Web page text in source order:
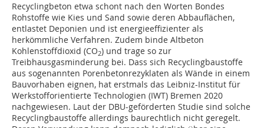
Recyclingbeton etwa schont nach den Worten Bondes
Rohstoffe wie Kies und Sand sowie deren Abbauflächen,
entlastet Deponien und ist energieeffizienter als
herkömmliche Verfahren. Zudem binde Altbeton
Kohlenstoffdioxid (CO2) und trage so zur
Treibhausgasminderung bei. Dass sich Recyclingbaustoffe
aus sogenannten Porenbetonrezyklaten als Wände in einem
Bauvorhaben eignen, hat erstmals das Leibniz-Institut für
Werkstofforientierte Technologien (IWT) Bremen 2020
nachgewiesen. Laut der DBU-geförderten Studie sind solche
Recyclingbaustoffe allerdings baurechtlich nicht geregelt.